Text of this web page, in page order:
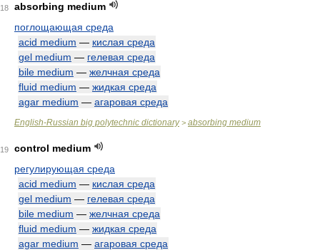
18
absorbing medium
поглощающая среда
acid medium — кислая среда
gel medium — гелевая среда
bile medium — желчная среда
fluid medium — жидкая среда
agar medium — агаровая среда
English-Russian big polytechnic dictionary> absorbing medium
19
control medium
регулирующая среда
acid medium — кислая среда
gel medium — гелевая среда
bile medium — желчная среда
fluid medium — жидкая среда
agar medium — агаровая среда